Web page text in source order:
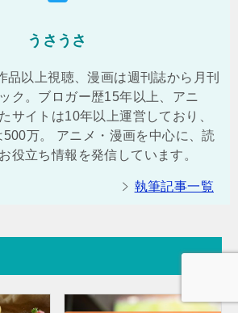
うさうさ
品以上視聴、漫画は週刊誌から月刊
ク。ブロガー歴15年以上、アニ
サイトは10年以上運営しており、
万。 アニメ・漫画を中心に、読
役立ち情報を発信しています。
執筆記事一覧